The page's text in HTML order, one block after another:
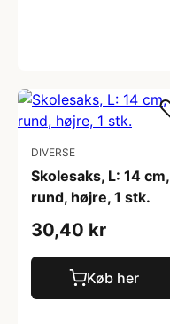
DIVERSE
Skolesaks, L: 14 cm,
rund, højre, 1 stk.
30,40 kr
Køb her